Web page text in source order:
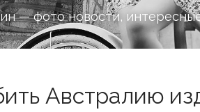
— фото новости,
Австралию